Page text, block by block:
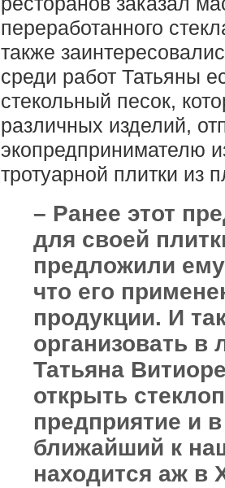
переработанного
также
среди работ Татьяны
стекольный песок,
различных изделий,
экопредпринимателю
тротуарной плитки из
– Ранее этот
для своей
предложили
что его
продукции. И
организовать в
Татьяна
открыть
предприятие и
ближайший к
находится аж в